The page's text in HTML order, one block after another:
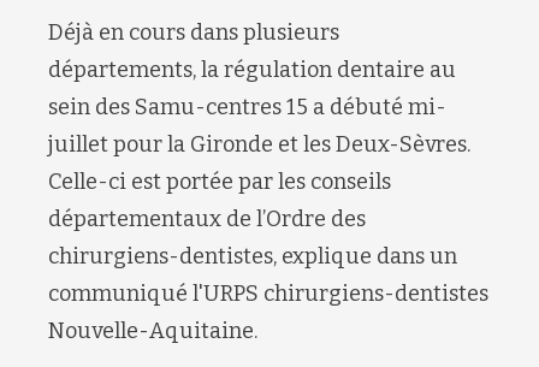
Déjà en cours dans plusieurs
départements, la régulation dentaire au
sein des Samu-centres 15 a débuté mi-
juillet pour la Gironde et les Deux-Sèvres.
Celle-ci est portée par les conseils
départementaux de l’Ordre des
chirurgiens-dentistes, explique dans un
communiqué l'URPS chirurgiens-dentistes
Nouvelle-Aquitaine.